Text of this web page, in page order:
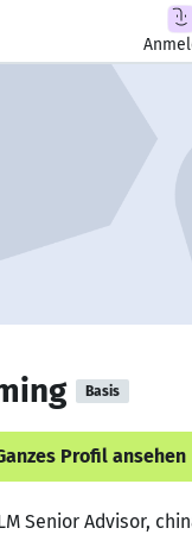
Basis
Profil ansehen
Senior Advisor,